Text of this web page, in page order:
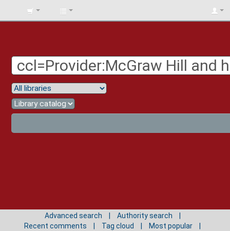
BIBLIOTECA
Advanced search
Authority search
Recent comments
Tag cloud
Most popular